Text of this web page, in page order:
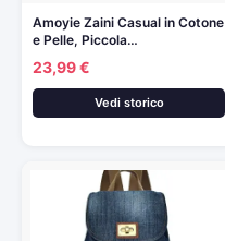
Amoyie Zaini Casual in Cotone
e Pelle, Piccola…
23,99 €
Vedi storico